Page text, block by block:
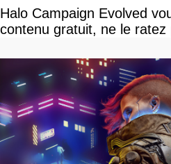
Halo Campaign Evolved
contenu gratuit, ne le ratez